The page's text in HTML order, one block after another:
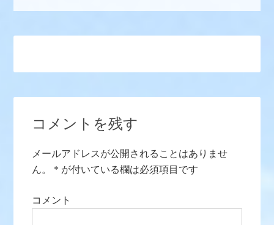
コメントを残す
メールアドレスが公開されることはありませ
ん。
* が付いている欄は必須項目です
コメント